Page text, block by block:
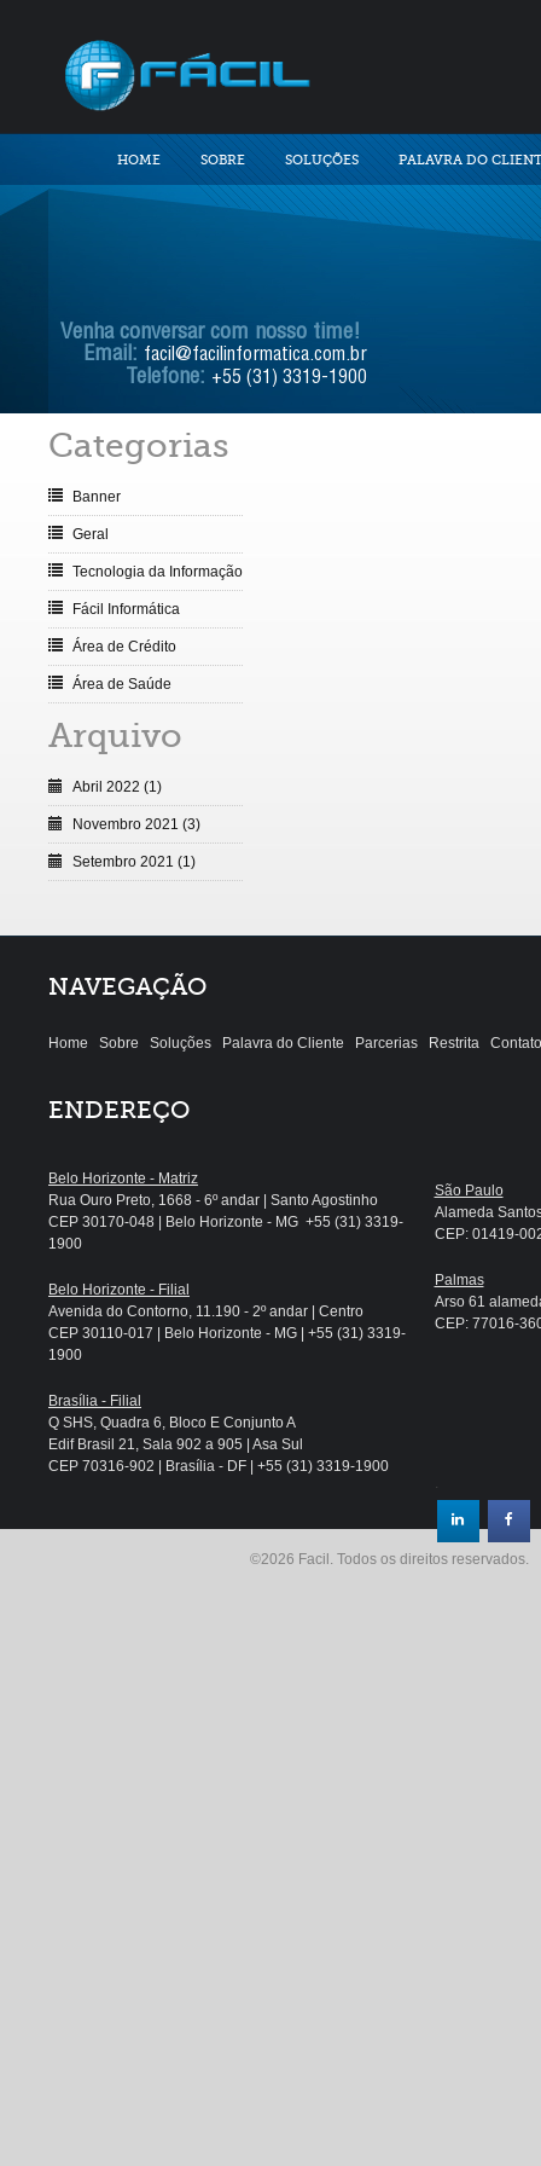
HOME SOBRE SOLUÇÕES PALAVRA DO
Venha conversar com nosso time!
Email: facil@facilinformatica.com.br
Telefone: +55 (31) 3319-1900
Categorias
Banner
Geral
Tecnologia da Informação
Fácil Informática
Área de Crédito
Área de Saúde
Arquivo
Abril 2022 (1)
Novembro 2021 (3)
Setembro 2021 (1)
NAVEGAÇÃO
Home Sobre Soluções Palavra do Cliente Parcerias Restrita Contato
ENDEREÇO
Belo Horizonte - Matriz
Rua Ouro Preto, 1668 - 6º andar | Santo Agostinho
CEP 30170-048 | Belo Horizonte - MG +55 (31) 3319-
1900
Belo Horizonte - Filial
Avenida do Contorno, 11.190 - 2º andar | Centro
CEP 30110-017 | Belo Horizonte - MG | +55 (31) 3319-
1900
Brasília - Filial
Q SHS, Quadra 6, Bloco E Conjunto A
Edif Brasil 21, Sala 902 a 905 | Asa Sul
CEP 70316-902 | Brasília - DF | +55 (31) 3319-1900
São Paulo
Alameda
CEP: 01419-
Palmas
Arso 61
CEP: 77016-
.
©2026 Facil. Todos os direitos reservados.